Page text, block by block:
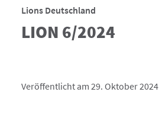
Lions Deutschland
LION 6/2024
Veröffentlicht am 29. Oktober 2024